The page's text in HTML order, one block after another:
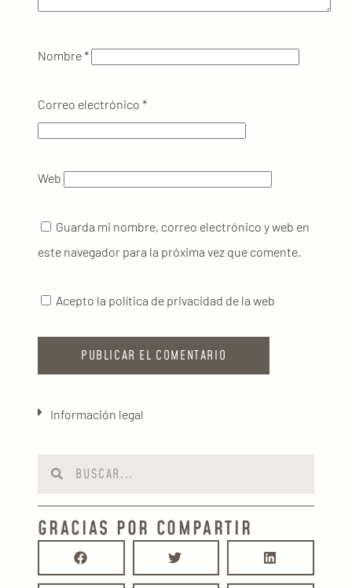
Nombre*
Correo electrónico *
Web
Guarda mi nombre, correo electrónico y web en
este navegador para la próxima vez que comente.
Acepto la política de privacidad de la web
Información legal
GRACIAS POR COMPARTIR